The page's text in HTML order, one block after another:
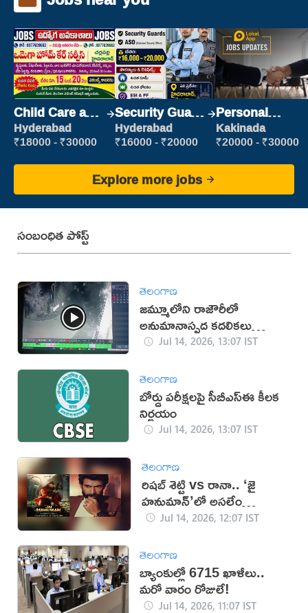
Child Care and
Patient care
Hyderabad
₹18000 - ₹30000
Security Guard
(Security)
Hyderabad
₹16000 - ₹20000
Personal
Assistant
Kakinada
₹20000 - ₹30000
Explore more jobs
సంబంధిత పోస్ట్
తెలంగాణ
జమ్మూలోని రాజౌరీలో
అనుమానాస్పద కదలికలు
(వీడియో)
Jul 14, 2026, 13:07 IST
తెలంగాణ
బోర్డు పరీక్షలపై సీబీఎస్‌ఈ కీలక
నిర్ణయం
Jul 14, 2026, 13:07 IST
తెలంగాణ
రిషబ్ శెట్టి vs రానా.. ‘జై
హనుమాన్’లో అసలేం
జరుగుతుంది?
Jul 14, 2026, 12:07 IST
తెలంగాణ
బ్యాంకుల్లో 6715 ఖాళీలు..
మ‌రో వారం రోజులే!
Jul 14, 2026, 11:07 IST